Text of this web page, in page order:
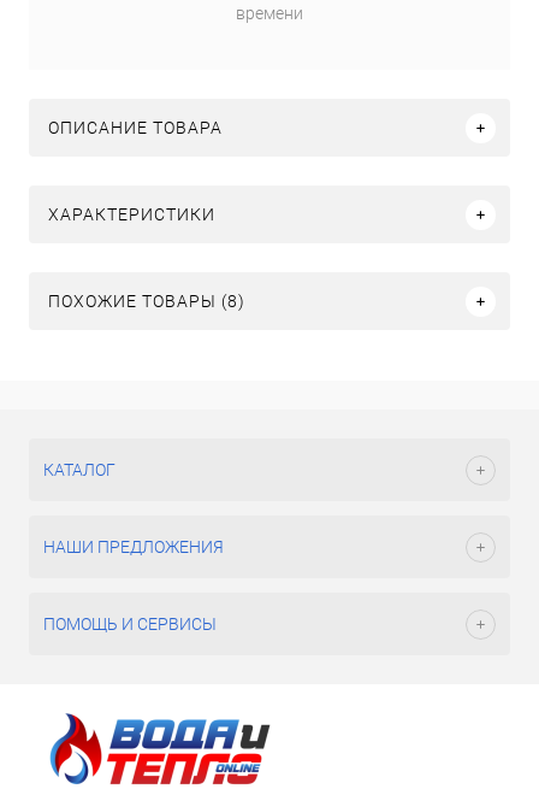
времени
ОПИСАНИЕ ТОВАРА
ХАРАКТЕРИСТИКИ
ПОХОЖИЕ ТОВАРЫ (8)
КАТАЛОГ
НАШИ ПРЕДЛОЖЕНИЯ
ПОМОЩЬ И СЕРВИСЫ